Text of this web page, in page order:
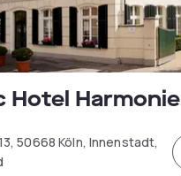
Hotel Harmonie
50668 Köln, Innenstadt,